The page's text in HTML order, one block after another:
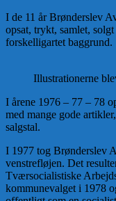
I de 11 år Brønderslev
opsat, trykt, samlet,
forskelligartet baggrund.
Illustrationerne
I årene 1976 – 77 – 78
med mange gode
salgstal.
I 1977 tog Brønderslev
venstrefløjen. Det
Tværsocialistiske
kommunevalget i 1978